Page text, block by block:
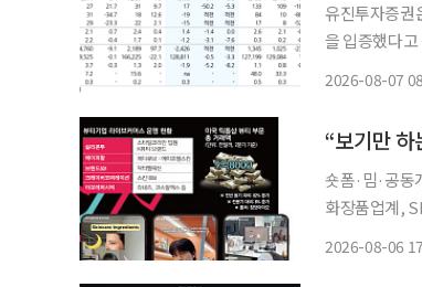
유진투자증권
을 입증했다고 평
2026-08-07
숏폼·밈·공
화장품업계, SNS 브랜딩 경쟁 치열
2026-08-06